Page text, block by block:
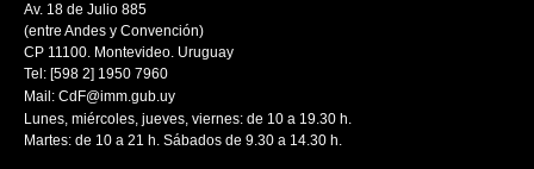
Av. 18 de Julio 885
(entre Andes y Convención)
CP 11100. Montevideo. Uruguay
Tel: [598 2] 1950 7960
Mail: CdF@imm.gub.uy
Lunes, miércoles, jueves, viernes: de 10 a 19.30 h.
Martes: de 10 a 21 h. Sábados de 9.30 a 14.30 h.